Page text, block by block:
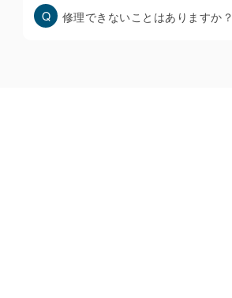
修理できないことはありますか？